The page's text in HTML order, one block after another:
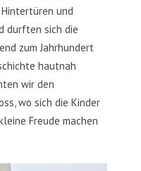
und
durften sich die
zum Jahrhundert
hautnah
wir den
wo sich die Kinder
Freude machen